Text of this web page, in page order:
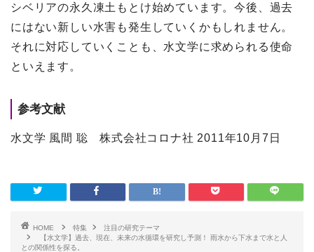
シベリアの永久凍土もとけ始めています。今後、過去
にはない新しい水害も発生していくかもしれません。
それに対応していくことも、水文学に求められる使命
といえます。
参考文献
水文学 風間 聡 株式会社コロナ社 2011年10月7日
HOME 特集
注目の研究テーマ
【水文学】過去、現在、未来の水循環を研究し予測！ 雨水から下水まで水と人
との関係性を探る。